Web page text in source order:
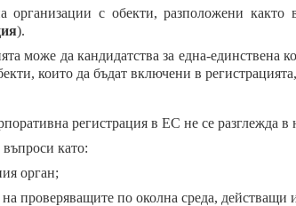
организации с обекти, разположени
).
може да кандидатства за една-единствена
които да бъдат включени в
регистрация в ЕС не се разглежда в
като:
орган;
проверяващите по околна среда, действащи